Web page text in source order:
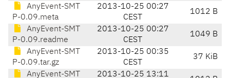
AnyEvent-SMT
P-0.09.meta
2013-10-25 00:27
CEST
1012 B
AnyEvent-SMT
P-0.09.readme
2013-10-25 00:27
CEST
1049 B
AnyEvent-SMT
P-0.09.tar.gz
2013-10-25 00:35
CEST
37 KiB
AnyEvent-SMT
2013-10-25 13:11